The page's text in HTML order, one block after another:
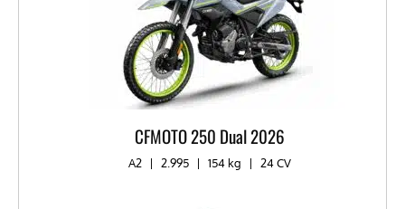
CFMOTO 250 Dual 2026
A2 | 2.995 | 154 kg | 24 CV